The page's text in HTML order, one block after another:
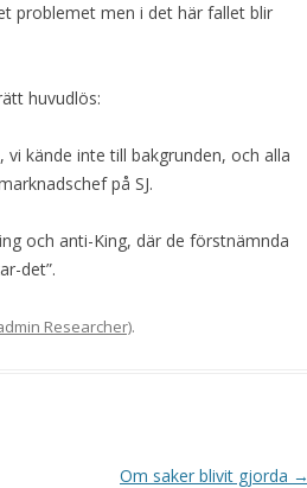
problemet men i det här fallet blir
huvudlös:
kände inte till bakgrunden, och alla
på SJ.
och anti-King, där de förstnämnda
det”.
Researcher).
Om saker blivit gjorda →